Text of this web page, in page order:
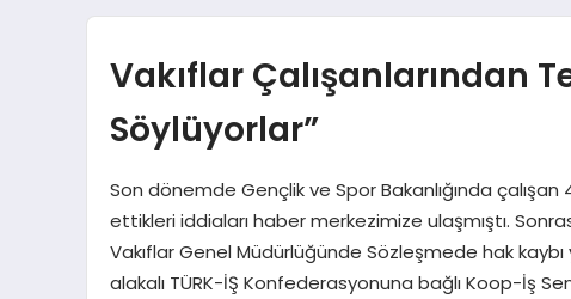
Vakıflar Çalışanlarından
Söylüyorlar”
Son dönemde Gençlik ve Spor Bakanlığında
ettikleri iddiaları haber merkezimize ulaşmıştı.
Vakıflar Genel Müdürlüğünde Sözleşmede hak kaybı
alakalı TÜRK-İŞ Konfederasyonuna bağlı Koop-İş